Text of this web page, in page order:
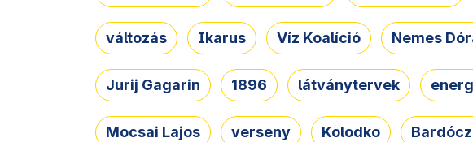
változás Ikarus Víz Koalíció Nemes
Jurij Gagarin 1896 látványtervek
Mocsai Lajos verseny Kolodko